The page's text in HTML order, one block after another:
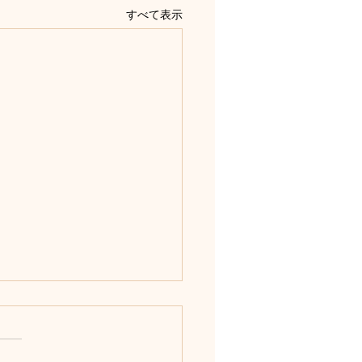
すべて表示